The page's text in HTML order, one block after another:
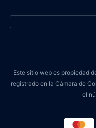
Este sitio web es propiedad
registrado en la Cámara de
el